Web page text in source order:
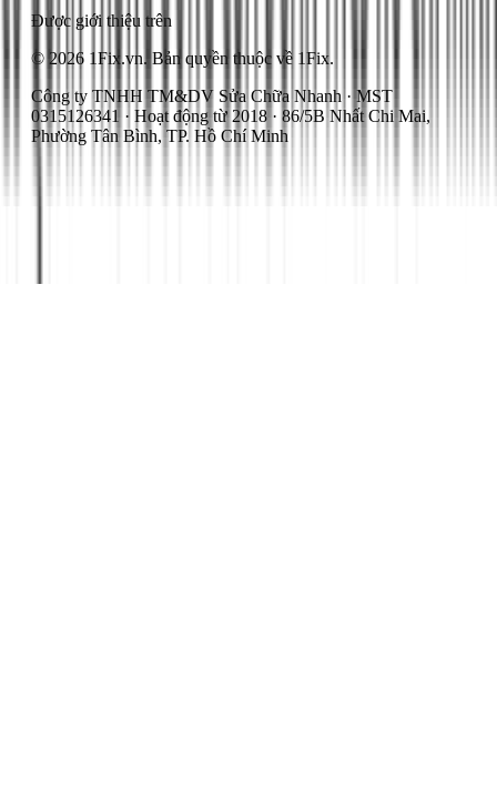
Được giới thiệu trên
© 2026 1Fix.vn. Bản quyền thuộc về 1Fix.
Công ty TNHH TM&DV Sửa Chữa Nhanh · MST
0315126341 · Hoạt động từ 2018 · 86/5B Nhất Chi Mai,
Phường Tân Bình, TP. Hồ Chí Minh